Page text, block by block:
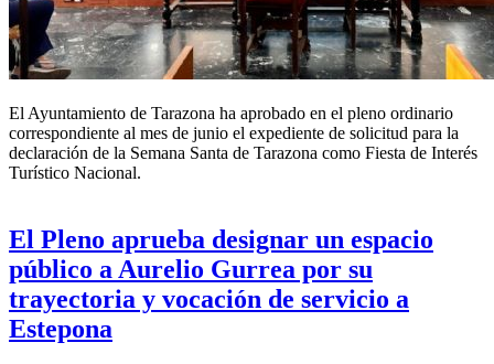
El Ayuntamiento de Tarazona ha aprobado en el pleno ordinario
correspondiente al mes de junio el expediente de solicitud para la
declaración de la Semana Santa de Tarazona como Fiesta de Interés
Turístico Nacional.
El Pleno aprueba designar un espacio
público a Aurelio Gurrea por su
trayectoria y vocación de servicio a
Estepona